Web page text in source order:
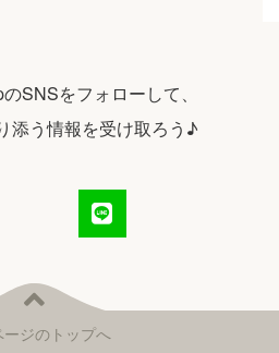
SNSをフォローして、
添う情報を受け取ろう♪
ージのトップへ